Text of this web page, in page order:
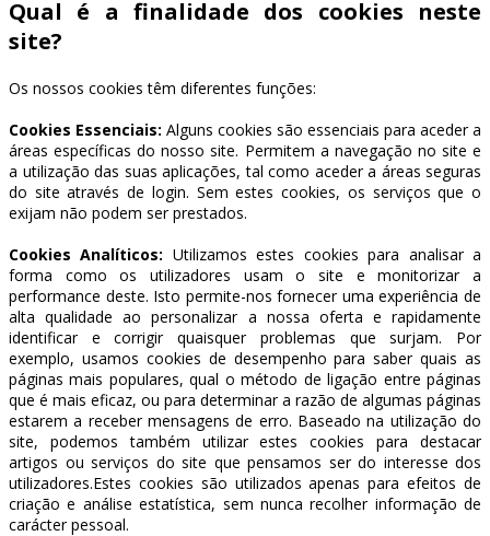
Qual é a finalidade dos cookies neste
site?
Os nossos cookies têm diferentes funções:
Cookies Essenciais: Alguns cookies são essenciais para aceder a
áreas específicas do nosso site. Permitem a navegação no site e
a utilização das suas aplicações, tal como aceder a áreas seguras
do site através de login. Sem estes cookies, os serviços que o
exijam não podem ser prestados.
Cookies Analíticos: Utilizamos estes cookies para analisar a
forma como os utilizadores usam o site e monitorizar a
performance deste. Isto permite-nos fornecer uma experiência de
alta qualidade ao personalizar a nossa oferta e rapidamente
identificar e corrigir quaisquer problemas que surjam. Por
exemplo, usamos cookies de desempenho para saber quais as
páginas mais populares, qual o método de ligação entre páginas
que é mais eficaz, ou para determinar a razão de algumas páginas
estarem a receber mensagens de erro. Baseado na utilização do
site, podemos também utilizar estes cookies para destacar
artigos ou serviços do site que pensamos ser do interesse dos
utilizadores.Estes cookies são utilizados apenas para efeitos de
criação e análise estatística, sem nunca recolher informação de
carácter pessoal.